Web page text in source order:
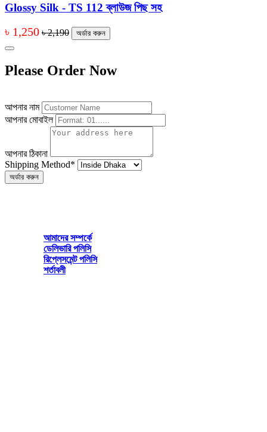
Glossy Silk - TS 112 ব্লাউজ পিছ সহ
৳ 1,250 ৳ 2,190 অর্ডার করুন
Please Order Now
আপনার নাম
আপনার মোবাইল
আপনার ঠিকানা
Shipping Method*
অর্ডার করুন
আমাদের সম্পর্কে
ডেলিভারি পলিসি
রিপ্লেসমেন্ট পলিসি
শর্তাবলী